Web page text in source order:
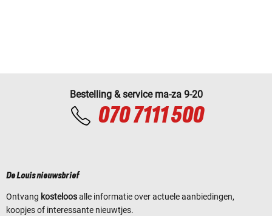
Bestelling & service ma-za 9-20
070 7111 500
De Louis nieuwsbrief
Ontvang kosteloosalle informatie over actuele aanbiedingen,
koopjes of interessante nieuwtjes.